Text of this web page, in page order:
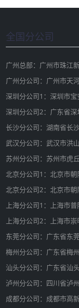
全国分公司
广州总部：广州市珠江
广州分公司：广州市天
深圳分公司1：深圳市
深圳分公司2：广东省
长沙分公司：湖南省长
武汉分公司：武汉市洪
苏州分公司：苏州市虎
北京分公司1：北京市
北京分公司2：北京市
上海分公司1：上海市
上海分公司2：上海市
东莞分公司：广东省东
梅州分公司：广东省梅
汕头分公司：广东省汕
泸州分公司：四川省泸
成都分公司：成都市高